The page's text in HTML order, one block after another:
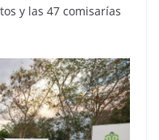
y las 47 comisarías